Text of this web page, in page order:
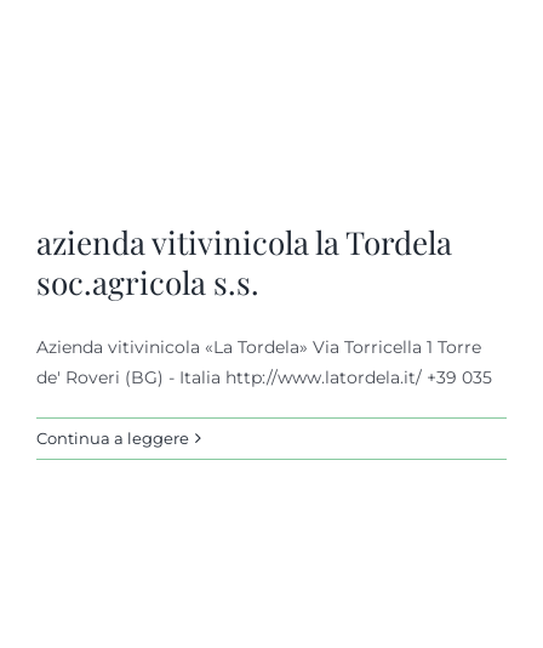
azienda vitivinicola la Tordela
soc.agricola s.s.
Azienda vitivinicola «La Tordela» Via Torricella 1 Torre
de' Roveri (BG) - Italia http://www.latordela.it/ +39 035
Continua a leggere